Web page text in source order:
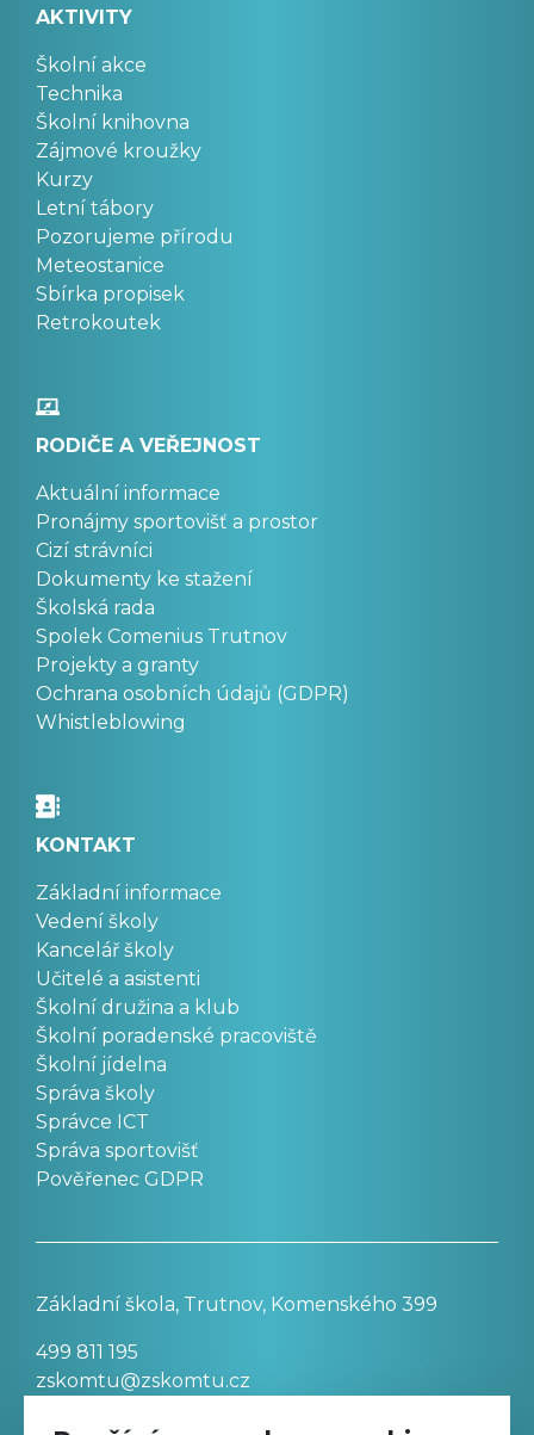
AKTIVITY
Školní akce
Technika
Školní knihovna
Zájmové kroužky
Kurzy
Letní tábory
Pozorujeme přírodu
Meteostanice
Sbírka propisek
Retrokoutek
RODIČE A VEŘEJNOST
Aktuální informace
Pronájmy sportovišť a prostor
Cizí strávníci
Dokumenty ke stažení
Školská rada
Spolek Comenius Trutnov
Projekty a granty
Ochrana osobních údajů (GDPR)
Whistleblowing
KONTAKT
Základní informace
Vedení školy
Kancelář školy
Učitelé a asistenti
Školní družina a klub
Školní poradenské pracoviště
Školní jídelna
Správa školy
Správce ICT
Správa sportovišť
Pověřenec GDPR
Základní škola, Trutnov, Komenského 399
499 811 195
zskomtu@zskomtu.cz